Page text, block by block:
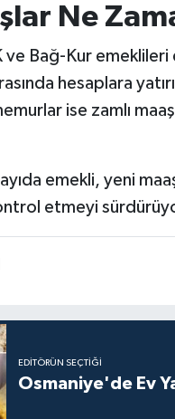
Ne
Bağ-Kur emeklileri
hesaplara
ise zamlı
emekli, yeni
etmeyi
EDITÖRÜN SEÇTIĞI
Osmaniye'de Ev